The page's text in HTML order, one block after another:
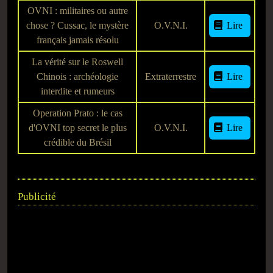
OVNI : militaires ou autre
chose ? Cussac, le mystère
français jamais résolu
O.V.N.I. Lire
La vérité sur le Roswell
Chinois : archéologie
interdite et rumeurs
Extraterrestre Lire
Operation Prato : le cas
d'OVNI top secret le plus
crédible du Brésil
O.V.N.I. Lire
Publicité